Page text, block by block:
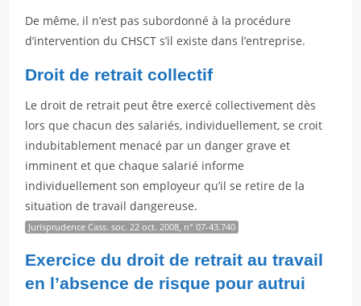
De même, il n’est pas subordonné à la procédure
d’intervention du CHSCT s’il existe dans l’entreprise.
Droit de retrait collectif
Le droit de retrait peut être exercé collectivement dès
lors que chacun des salariés, individuellement, se croit
indubitablement menacé par un danger grave et
imminent et que chaque salarié informe
individuellement son employeur qu’il se retire de la
situation de travail dangereuse.
Jurisprudence Cass. soc. 22 oct. 2008, n° 07-43.740
Exercice du droit de retrait au travail
en l’absence de risque pour autrui